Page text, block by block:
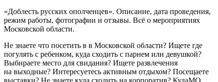
«Доблесть русских ополченцев». Описание, дата проведения,
режим работы, фотографии и отзывы. Всё о мероприятиях
Московской области.
Не знаете что посетить в в Московской области? Ищете где
погулять с ребенком, куда сходить с парнем или девушкой?
Выбираете место для свидания? Ищете развлечения
на выходные? Интересуетесь активным отдыхом? Посещаете